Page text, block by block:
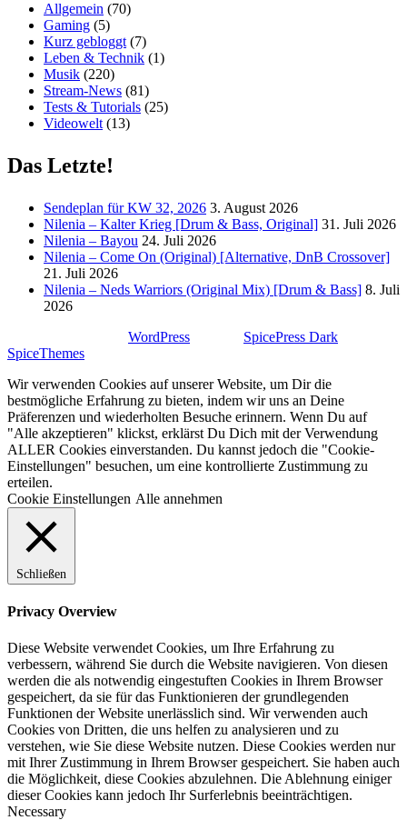
Allgemein (70)
Gaming (5)
Kurz gebloggt (7)
Leben & Technik (1)
Musik (220)
Stream-News (81)
Tests & Tutorials (25)
Videowelt (13)
Das Letzte!
Sendeplan für KW 32, 2026 3. August 2026
Nilenia – Kalter Krieg [Drum & Bass, Original] 31. Juli 2026
Nilenia – Bayou 24. Juli 2026
Nilenia – Come On (Original) [Alternative, DnB Crossover]
21. Juli 2026
Nilenia – Neds Warriors (Original Mix) [Drum & Bass] 8. Juli
2026
WordPress SpicePress Dark
SpiceThemes
Wir verwenden Cookies auf unserer Website, um Dir die
bestmögliche Erfahrung zu bieten, indem wir uns an Deine
Präferenzen und wiederholten Besuche erinnern. Wenn Du auf
"Alle akzeptieren" klickst, erklärst Du Dich mit der Verwendung
ALLER Cookies einverstanden. Du kannst jedoch die "Cookie-
Einstellungen" besuchen, um eine kontrollierte Zustimmung zu
erteilen.
Cookie Einstellungen Alle annehmen
Schließen
Privacy Overview
Diese Website verwendet Cookies, um Ihre Erfahrung zu
verbessern, während Sie durch die Website navigieren. Von diesen
werden die als notwendig eingestuften Cookies in Ihrem Browser
gespeichert, da sie für das Funktionieren der grundlegenden
Funktionen der Website unerlässlich sind. Wir verwenden auch
Cookies von Dritten, die uns helfen zu analysieren und zu
verstehen, wie Sie diese Website nutzen. Diese Cookies werden nur
mit Ihrer Zustimmung in Ihrem Browser gespeichert. Sie haben auch
die Möglichkeit, diese Cookies abzulehnen. Die Ablehnung einiger
dieser Cookies kann jedoch Ihr Surferlebnis beeinträchtigen.
Necessary